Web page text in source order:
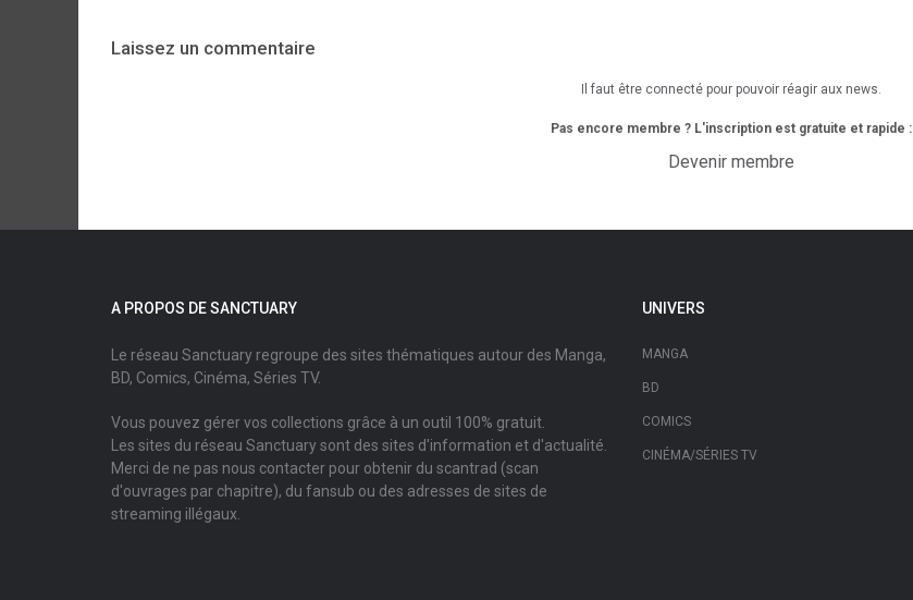
Laissez un commentaire
Il faut être connecté pour pouvoir réagir aux news.
Pas encore membre ? L'inscription est gratuite et rapide :
Devenir membre
A PROPOS DE SANCTUARY
Le réseau Sanctuary regroupe des sites thématiques autour des Manga,
BD, Comics, Cinéma, Séries TV.
Vous pouvez gérer vos collections grâce à un outil 100% gratuit.
Les sites du réseau Sanctuary sont des sites d'information et d'actualité.
Merci de ne pas nous contacter pour obtenir du scantrad (scan
d'ouvrages par chapitre), du fansub ou des adresses de sites de
streaming illégaux.
UNIVERS
MANGA
BD
COMICS
CINÉMA/SÉRIES TV